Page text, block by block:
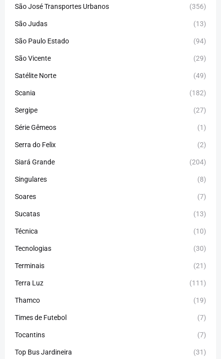
São José Transportes Urbanos (356)
São Judas (13)
São Paulo Estado (94)
São Vicente (29)
Satélite Norte (49)
Scania (182)
Sergipe (27)
Série Gêmeos (1)
Serra do Felix (2)
Siará Grande (204)
Singulares (8)
Soares (7)
Sucatas (13)
Técnica (10)
Tecnologias (30)
Terminais (21)
Terra Luz (111)
Thamco (19)
Times de Futebol (7)
Tocantins (7)
Top Bus Jardineira (31)